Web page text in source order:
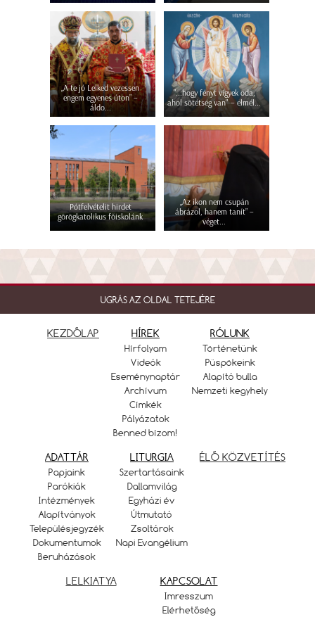
„A te jó Lelked vezessen
engem egyenes úton” –
áldo...
"...hogy fényt vigyek oda,
ahol sötétség van" – elmél...
Pótfelvételit hirdet
görögkatolikus főiskolánk
„Az ikon nem csupán
ábrázol, hanem tanít” –
véget...
UGRÁS AZ OLDAL TETEJÉRE
KEZDŐLAP HÍREK
Hírfolyam
Videók
Eseménynaptár
Archívum
Címkék
Pályázatok
Benned bízom!
RÓLUNK
Történetünk
Püspökeink
Alapító bulla
Nemzeti kegyhely
ADATTÁR
Papjaink
Parókiák
Intézmények
Alapítványok
Településjegyzék
Dokumentumok
Beruházások
LITURGIA
Szertartásaink
Dallamvilág
Egyházi év
Útmutató
Zsoltárok
Napi Evangélium
ÉLŐ KÖZVETÍTÉS
LELKIATYA KAPCSOLAT
Imresszum
Elérhetőség